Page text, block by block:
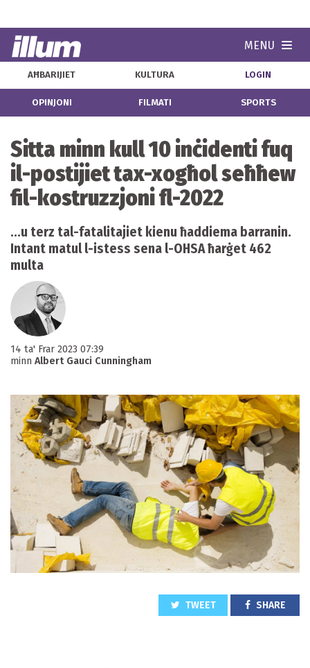
MENU
AĦBARIJIET KULTURA LOGIN
OPINJONI FILMATI SPORTS
Sitta minn kull 10 inċidenti fuq
il-postijiet tax-xogħol seħħew
fil-kostruzzjoni fl-2022
...u terz tal-fatalitajiet kienu ħaddiema barranin.
Intant matul l-istess sena l-OHSA ħarġet 462
multa
14 ta' Frar 2023 07:39
minn Albert Gauci Cunningham
TWEET SHARE